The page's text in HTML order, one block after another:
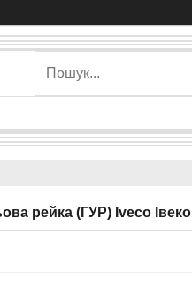
рейка (ГУР) Iveco Івеко